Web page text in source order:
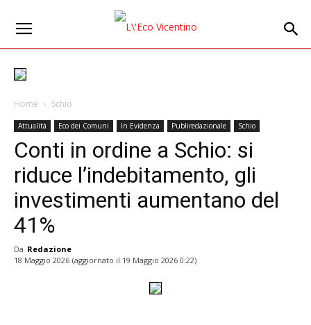
Home Schio
Attualità Eco dei Comuni In Evidenza Publiredazionale Schio
Conti in ordine a Schio: si
riduce l’indebitamento, gli
investimenti aumentano del
41%
Da Redazione
18 Maggio 2026 (aggiornato il 19 Maggio 2026 0:22)